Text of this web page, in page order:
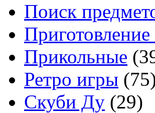
Поиск
Прикольные
Ретро игры
Скуби Ду (29)